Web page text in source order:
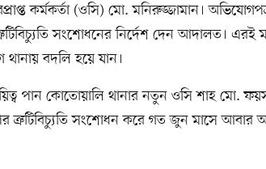
কর্মকর্তা (ওসি) মো. মনিরুজ্জামান।
সংশোধনের নির্দেশ দেন আদালত। এরই
থানায় বদলি হয়ে যান।
পান কোতোয়ালি থানার নতুন ওসি শাহ মো.
ত্রুটিবিচ্যুতি সংশোধন করে গত জুন মাসে আবার